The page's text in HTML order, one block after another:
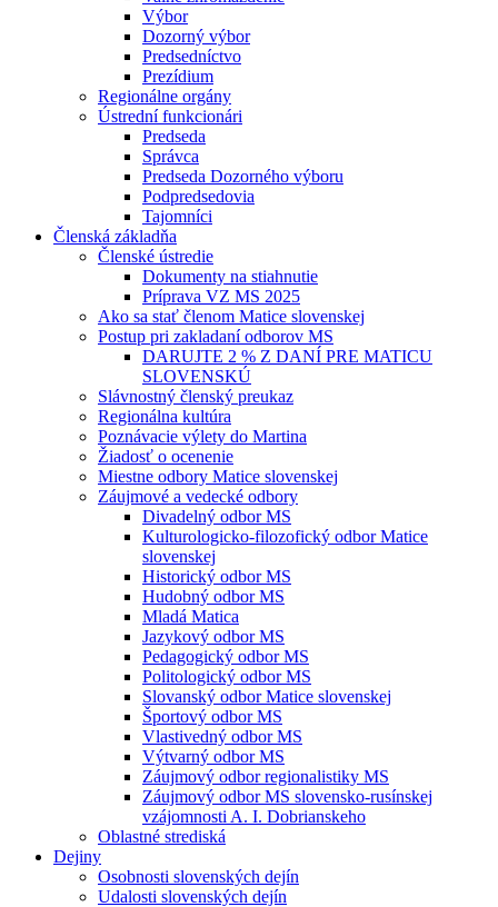
Výbor
Dozorný výbor
Predsedníctvo
Prezídium
Regionálne orgány
Ústrední funkcionári
Predseda
Správca
Predseda Dozorného výboru
Podpredsedovia
Tajomníci
Členská základňa
Členské ústredie
Dokumenty na stiahnutie
Príprava VZ MS 2025
Ako sa stať členom Matice slovenskej
Postup pri zakladaní odborov MS
DARUJTE 2 % Z DANÍ PRE MATICU
SLOVENSKÚ
Slávnostný členský preukaz
Regionálna kultúra
Poznávacie výlety do Martina
Žiadosť o ocenenie
Miestne odbory Matice slovenskej
Záujmové a vedecké odbory
Divadelný odbor MS
Kulturologicko-filozofický odbor Matice
slovenskej
Historický odbor MS
Hudobný odbor MS
Mladá Matica
Jazykový odbor MS
Pedagogický odbor MS
Politologický odbor MS
Slovanský odbor Matice slovenskej
Športový odbor MS
Vlastivedný odbor MS
Výtvarný odbor MS
Záujmový odbor regionalistiky MS
Záujmový odbor MS slovensko-rusínskej
vzájomnosti A. I. Dobrianskeho
Oblastné strediská
Dejiny
Osobnosti slovenských dejín
Udalosti slovenských dejín